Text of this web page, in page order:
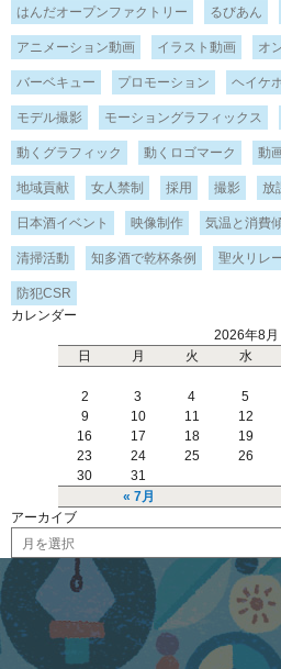
はんだオープンファクトリー るびあん
アニメーション動画 イラスト動画 オ
バーベキュー プロモーション ヘイケ
モデル撮影 モーショングラフィックス
動くグラフィック 動くロゴマーク 動
地域貢献 女人禁制 採用 撮影 放
日本酒イベント 映像制作 気温と消費
清掃活動 知多酒で乾杯条例 聖火リレ
防犯CSR
カレンダー
2026年8月
日
月 火 水
« 7月
2
3 4 5
9
10 11 12
16
17 18 19
23
24 25 26
30
31
アーカイブ
ー
イ
ブ